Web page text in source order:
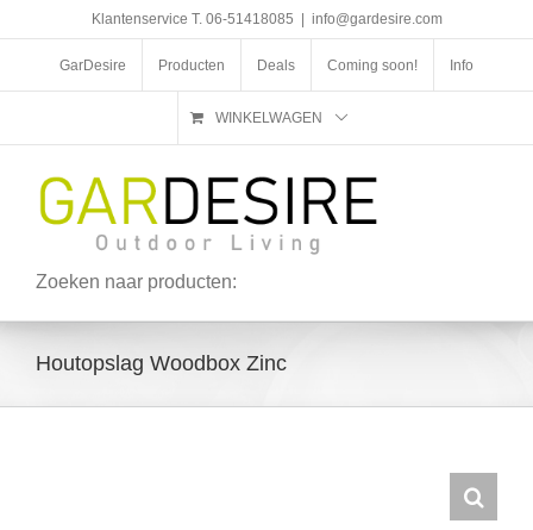
Klantenservice T. 06-51418085 info@gardesire.com
GarDesire Producten Deals Coming soon! Info
WINKELWAGEN
Zoeken naar producten:
Houtopslag Woodbox Zinc